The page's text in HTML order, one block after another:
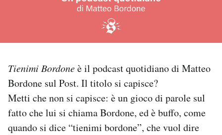
NEWSLETTER
I MIEI PREFERITI
SHOP
Tienimi Bordoneè il podcast quotidiano di Matteo
Bordone sul Post. Il titolo si capisce?
Metti che non si capisce: è un gioco di parole sul
fatto che lui si chiama Bordone, ed è buffo, come
quando si dice “tienimi bordone”, che vuol dire